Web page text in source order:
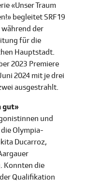
«Unser Traum
begleitet SRF 19
der
für die
Hauptstadt.
2023 Premiere
2024 mit je drei
ausgestrahlt.
gut»
und
Olympia-
Ducarroz,
Konnten die
Qualifikation